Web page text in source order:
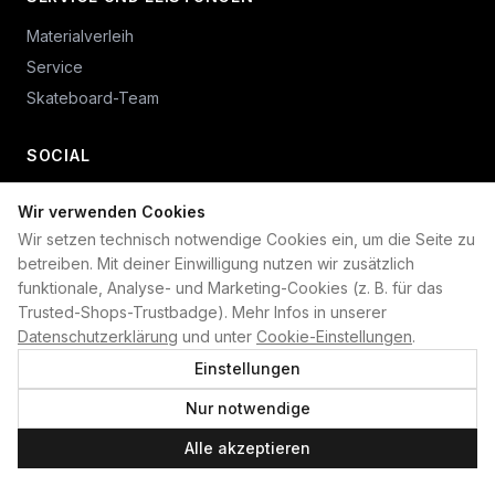
Wir verwenden Cookies
Wir setzen technisch notwendige Cookies ein, um die Seite zu
betreiben. Mit deiner Einwilligung nutzen wir zusätzlich
funktionale, Analyse- und Marketing-Cookies (z. B. für das
Trusted-Shops-Trustbadge). Mehr Infos in unserer
Datenschutzerklärung und unter Cookie-Einstellungen.
Einstellungen
Nur notwendige
Alle akzeptieren
Materialverleih
Service
Skateboard-Team
SOCIAL
+49 234 687 00 38
shop@plan-b-funsport.de
Sichere Zahlung mit:
©2026Plan B. Alle Rechte vorbehalten.